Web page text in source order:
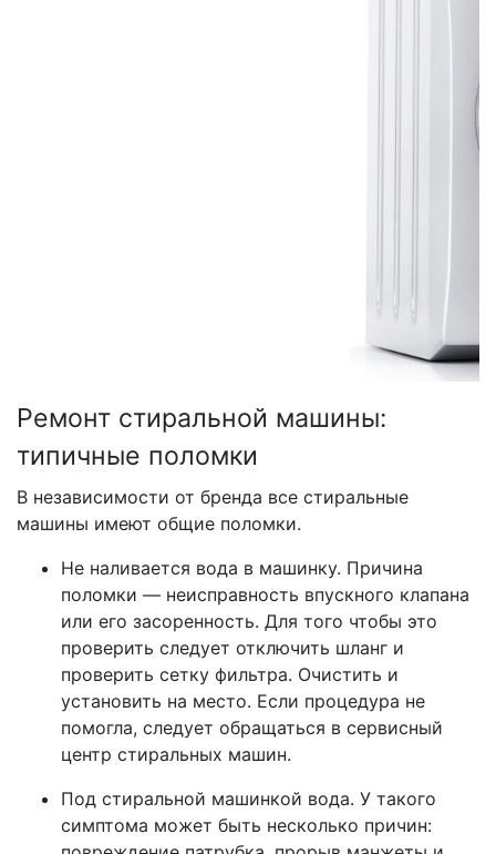
Ремонт стиральной машины:
типичные поломки
В независимости от бренда все стиральные
машины имеют общие поломки.
Не наливается вода в машинку. Причина
поломки — неисправность впускного клапана
или его засоренность. Для того чтобы это
проверить следует отключить шланг и
проверить сетку фильтра. Очистить и
установить на место. Если процедура не
помогла, следует обращаться в сервисный
центр стиральных машин.
Под стиральной машинкой вода. У такого
симптома может быть несколько причин: